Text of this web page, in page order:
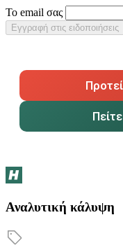
Το email σας
Εγγραφή στις ειδοποιήσεις
Αναλυτική κάλυψη